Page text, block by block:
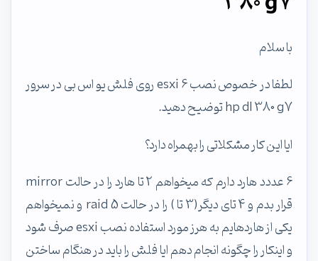
با سلام
لطفا در خصوص نصب esxi 6 روی فلش یو اس بی در سرور
hp dl 380 g7 توضیح دهید.
ایا این کار مشکلاتی را بهمراه دارد؟
6 عددد هارد دارم که میخواهم 2 تا هارد را در حالت mirror
قرار بدم و 4 تای دیگر(3 تا ) را در حالت raid 5 و نمیخواهم
یکی از هاردهایم به هرز مورد استفاده نصب esxi صرف شود
و اینکار را چگونه انجام دهم ایا فلش را باید در هنگام ساختن